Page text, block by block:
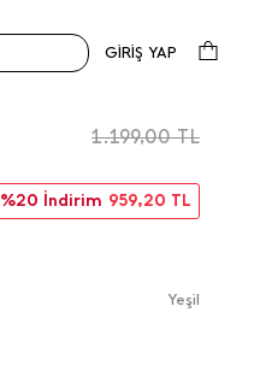
GİRİŞ YAP
1.199,00TL
%20 İndirim 959,20 TL
Yeşi̇l